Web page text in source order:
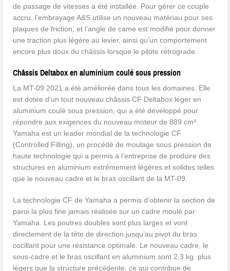
de passage de vitesses a été installée. Pour gérer ce couple
accru, l’embrayage A&S utilise un nouveau matériau pour ses
plaques de friction, et l’angle de came est modifié pour donner
une traction plus légère au levier, ainsi qu’un comportement
encore plus doux du châssis lorsque le pilote rétrograde.
Châssis Deltabox en aluminium coulé sous pression
La MT-09 2021 a été améliorée dans tous les domaines. Elle
est dotée d’un tout nouveau châssis CF Deltabox léger en
aluminium coulé sous pression, qui a été développé pour
répondre aux exigences du nouveau moteur de 889 cm³.
Yamaha est un leader mondial de la technologie CF
(Controlled Filling), un procédé de moulage sous pression de
haute technologie qui a permis à l’entreprise de produire des
structures en aluminium extrêmement légères et solides telles
que le nouveau cadre et le bras oscillant de la MT-09.
La technologie CF de Yamaha a permis d’obtenir la section de
paroi la plus fine jamais réalisée sur un cadre moulé par
Yamaha. Les poutres doubles sont plus larges et vont
directement de la tête de direction jusqu’au pivot du bras
oscillant pour une résistance optimale. Le nouveau cadre, le
sous-cadre et le bras oscillant en aluminium sont 2,3 kg. plus
légers que la structure précédente, ce qui contribue de